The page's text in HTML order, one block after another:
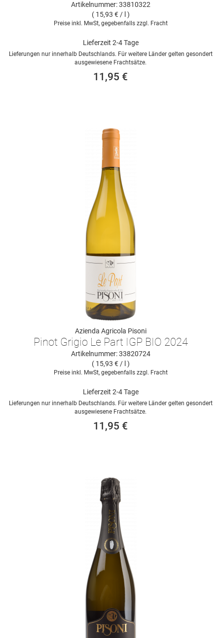
Artikelnummer: 33810322
( 15,93 € / l )
Preise inkl. MwSt, gegebenfalls zzgl. Fracht
Lieferzeit 2-4 Tage
Lieferungen nur innerhalb Deutschlands. Für weitere Länder gelten gesondert
ausgewiesene Frachtsätze.
11,95 €
Azienda Agricola Pisoni
Pinot Grigio Le Part IGP BIO 2024
Artikelnummer: 33820724
( 15,93 € / l )
Preise inkl. MwSt, gegebenfalls zzgl. Fracht
Lieferzeit 2-4 Tage
Lieferungen nur innerhalb Deutschlands. Für weitere Länder gelten gesondert
ausgewiesene Frachtsätze.
11,95 €